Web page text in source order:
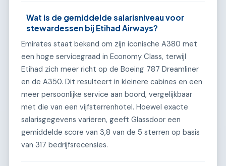
Wat is de gemiddelde salarisniveau voor
stewardessen bij Etihad Airways?
Emirates staat bekend om zijn iconische A380 met
een hoge servicegraad in Economy Class, terwijl
Etihad zich meer richt op de Boeing 787 Dreamliner
en de A350. Dit resulteert in kleinere cabines en een
meer persoonlijke service aan boord, vergelijkbaar
met die van een vijfsterrenhotel. Hoewel exacte
salarisgegevens variëren, geeft Glassdoor een
gemiddelde score van 3,8 van de 5 sterren op basis
van 317 bedrijfsrecensies.